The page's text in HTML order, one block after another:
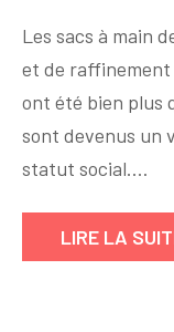
à
main
de
luxe
:
au
Les sacs à main
et de raffinement
ont été bien plus
sont devenus un
statut social.…
LIRE LA